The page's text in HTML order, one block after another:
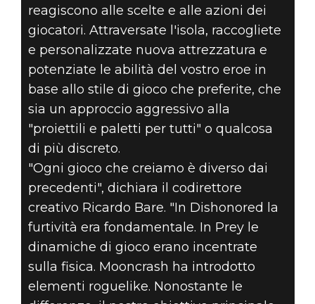
reagiscono alle scelte e alle azioni dei
giocatori. Attraversate l'isola, raccogliete
e personalizzate nuova attrezzatura e
potenziate le abilità del vostro eroe in
base allo stile di gioco che preferite, che
sia un approccio aggressivo alla
"proiettili e paletti per tutti" o qualcosa
di più discreto.
"Ogni gioco che creiamo è diverso dai
precedenti", dichiara il codirettore
creativo Ricardo Bare. "In Dishonored la
furtività era fondamentale. In Prey le
dinamiche di gioco erano incentrate
sulla fisica. Mooncrash ha introdotto
elementi roguelike. Nonostante le